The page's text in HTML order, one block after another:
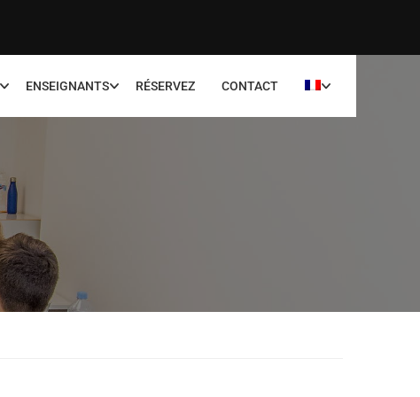
ENSEIGNANTS RÉSERVEZ CONTACT